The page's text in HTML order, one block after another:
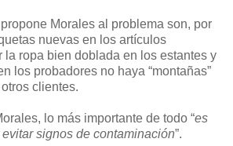
Morales al problema son, por
nuevas en los artículos
la ropa bien doblada en los estantes y
los probadores no haya “montañas”
clientes.
lo más importante de todo “es
signos de contaminación”.